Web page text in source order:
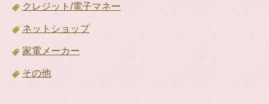
クレジット/電子マネー
ネットショップ
家電メーカー
その他